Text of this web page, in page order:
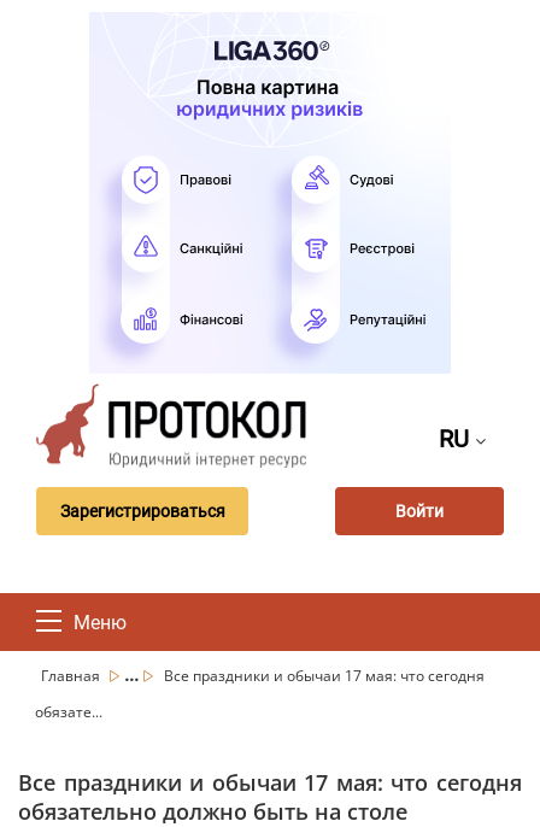
RU
Зарегистрироваться Войти
Меню
Главная ...
Все праздники и обычаи 17 мая: что сегодня
обязате...
Все праздники и обычаи 17 мая: что сегодня
обязательно должно быть на столе